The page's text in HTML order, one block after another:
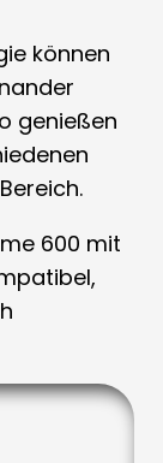
können
genießen
600 mit